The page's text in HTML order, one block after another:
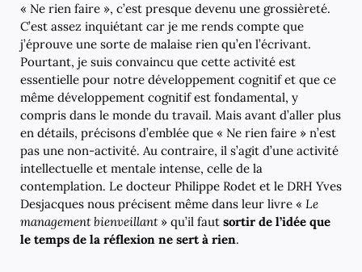
« Ne rien faire », c’est presque devenu une grossièreté.
C’est assez inquiétant car je me rends compte que
j’éprouve une sorte de malaise rien qu’en l’écrivant.
Pourtant, je suis convaincu que cette activité est
essentielle pour notre développement cognitif et que ce
même développement cognitif est fondamental, y
compris dans le monde du travail. Mais avant d’aller plus
en détails, précisons d’emblée que « Ne rien faire » n’est
pas une non-activité. Au contraire, il s’agit d’une activité
intellectuelle et mentale intense, celle de la
contemplation. Le docteur Philippe Rodet et le DRH Yves
Desjacques nous précisent même dans leur livre « Le
management bienveillant» qu’il faut sortir de l’idée que
le temps de la réflexion ne sert à rien.